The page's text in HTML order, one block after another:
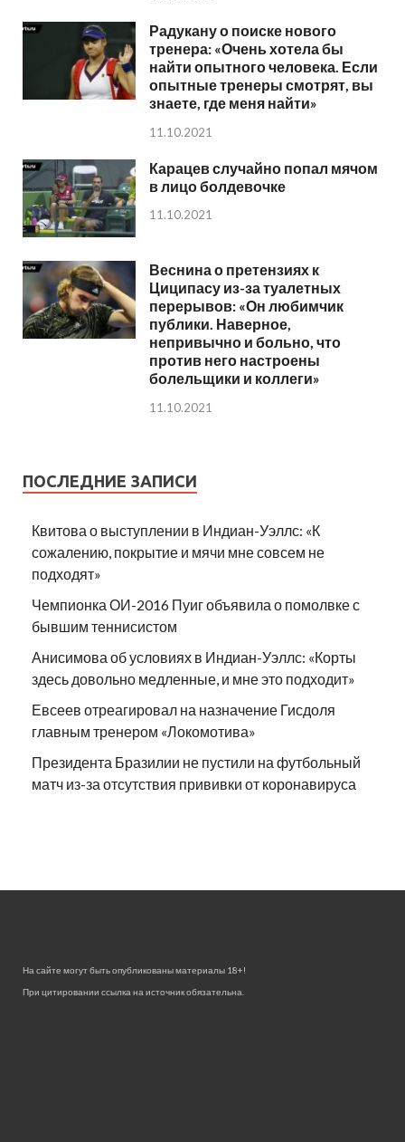
Радукану о поиске нового
тренера: «Очень хотела бы
найти опытного человека. Если
опытные тренеры смотрят, вы
знаете, где меня найти»
11.10.2021
Карацев случайно попал мячом
в лицо болдевочке
11.10.2021
Веснина о претензиях к
Циципасу из-за туалетных
перерывов: «Он любимчик
публики. Наверное,
непривычно и больно, что
против него настроены
болельщики и коллеги»
11.10.2021
ПОСЛЕДНИЕ ЗАПИСИ
Квитова о выступлении в Индиан-Уэллс: «К
сожалению, покрытие и мячи мне совсем не
подходят»
Чемпионка ОИ-2016 Пуиг объявила о помолвке с
бывшим теннисистом
Анисимова об условиях в Индиан-Уэллс: «Корты
здесь довольно медленные, и мне это подходит»
Евсеев отреагировал на назначение Гисдоля
главным тренером «Локомотива»
Президента Бразилии не пустили на футбольный
матч из-за отсутствия прививки от коронавируса
На сайте могут быть опубликованы материалы 18+!
При цитировании ссылка на источник обязательна.